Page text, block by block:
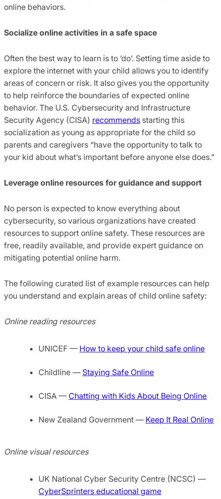
online behaviors.
Socialize online activities in a safe space
Often the best way to learn is to ‘do’. Setting time aside to
explore the internet with your child allows you to identify
areas of concern or risk. It also gives you the opportunity
to help reinforce the boundaries of expected online
behavior. The U.S. Cybersecurity and Infrastructure
Security Agency (CISA) recommends starting this
socialization as young as appropriate for the child so
parents and caregivers “have the opportunity to talk to
your kid about what’s important before anyone else does.”
Leverage online resources for guidance and support
No person is expected to know everything about
cybersecurity, so various organizations have created
resources to support online safety. These resources are
free, readily available, and provide expert guidance on
mitigating potential online harm.
The following curated list of example resources can help
you understand and explain areas of child online safety:
Online reading resources
UNICEF — How to keep your child safe online
Childline — Staying Safe Online
CISA — Chatting with Kids About Being Online
New Zealand Government — Keep It Real Online
Online visual resources
UK National Cyber Security Centre (NCSC) —
CyberSprinters educational game